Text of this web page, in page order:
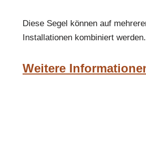
Diese Segel können auf
Installationen kombiniert werden.
Weitere